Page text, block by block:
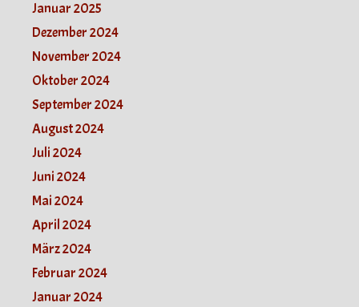
Januar 2025
Dezember 2024
November 2024
Oktober 2024
September 2024
August 2024
Juli 2024
Juni 2024
Mai 2024
April 2024
März 2024
Februar 2024
Januar 2024